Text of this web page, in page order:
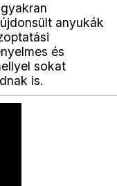
anyukák
és
sokat
is.